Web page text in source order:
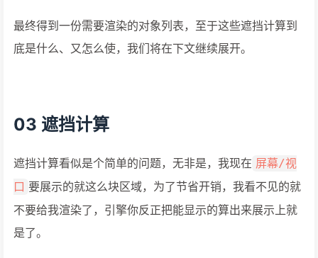
最终得到一份需要渲染的对象列表，至于这些遮挡计算到
底是什么、又怎么使，我们将在下文继续展开。
03 遮挡计算
遮挡计算看似是个简单的问题，无非是，我现在 屏幕/视
口 要展示的就这么块区域，为了节省开销，我看不见的就
不要给我渲染了，引擎你反正把能显示的算出来展示上就
是了。